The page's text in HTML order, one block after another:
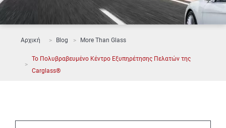
Αρχική Blog More Than Glass
Το Πολυβραβευμένο Κέντρο Εξυπηρέτησης Πελατών της
Carglass®